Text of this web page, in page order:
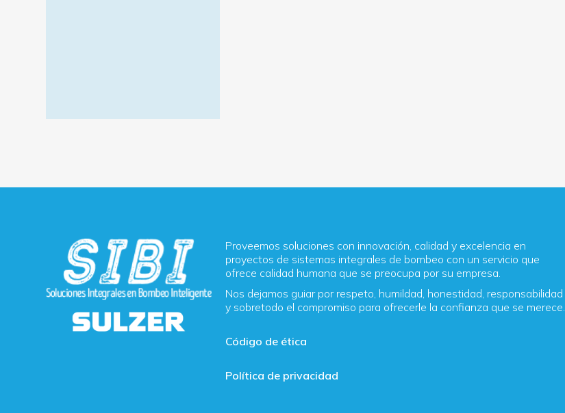
Proveemos soluciones con innovación, calidad y excelencia en
proyectos de sistemas integrales de bombeo con un servicio que
ofrece calidad humana que se preocupa por su empresa.
Nos dejamos guiar por respeto, humildad, honestidad, responsabilidad
y sobretodo el compromiso para ofrecerle la confianza que se merece.
Código de ética
Política de privacidad